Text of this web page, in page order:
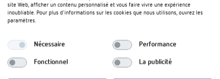
Références
Télérupteur impulsionnel OKTO de Theben
Hotline
Du lundi au jeudi : 8h30–12h30/13h30–17h15
site Web, afficher un contenu personnalisé et vous faire vivre une expérience
inoubliable. Pour plus d'informations sur les cookies que nous utilisons, ouvrez les
paramètres.
Nécessaire Performance
Fonctionnel La publicité